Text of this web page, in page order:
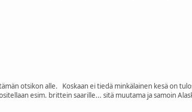
otsikon alle. Koskaan ei tiedä minkälainen kesä on
esim. brittein saarille... sitä muutama ja samoin